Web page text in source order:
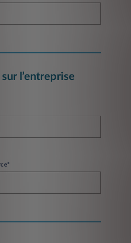
l’entreprise